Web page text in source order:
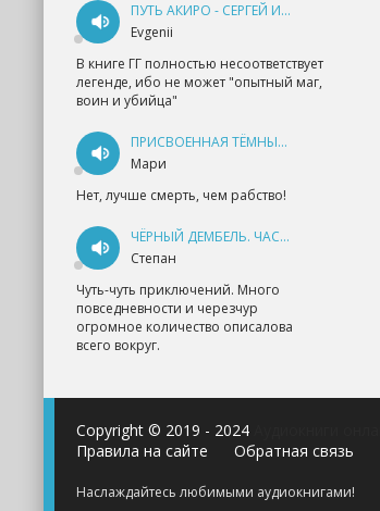
ПУТЬ АКИРО - СЕРГЕЙ ИЗМАЙЛОВ
Evgenii
В книге ГГ полностью несоответствует
легенде, ибо не может "опытный маг,
воин и убийца"
ПРИСВОЕННАЯ ТЁМНЫМ. ПРОКЛЯТАЯ ЛЮБОВЬ - АННА ГЕРР
Мари
Нет, лучше смерть, чем рабство!
ЧЁРНЫЙ ДЕМБЕЛЬ. ЧАСТЬ 1 - АНДРЕЙ ФЕДИН
Степан
Чуть-чуть приключений. Много
повседневности и черезчур
огромное количество описалова
всего вокруг.
Copyright © 2019 - 2024
Правила на сайте
Обратная связь
Наслаждайтесь любимыми аудиокнигами!